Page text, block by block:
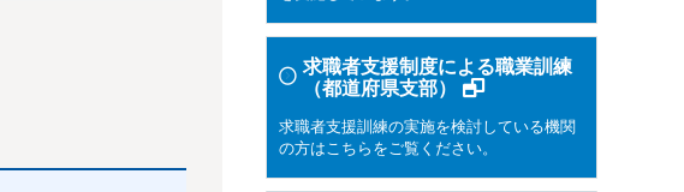
求職者支援制度による職業訓練
（都道府県支部）
求職者支援訓練の実施を検討している機関
の方はこちらをご覧ください。